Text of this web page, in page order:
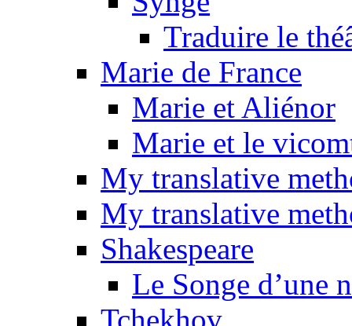
Traduire le
Marie de France
Marie et Aliénor
Marie et le
My translative
My translative
Shakespeare
Le Songe d’une
Tchekhov